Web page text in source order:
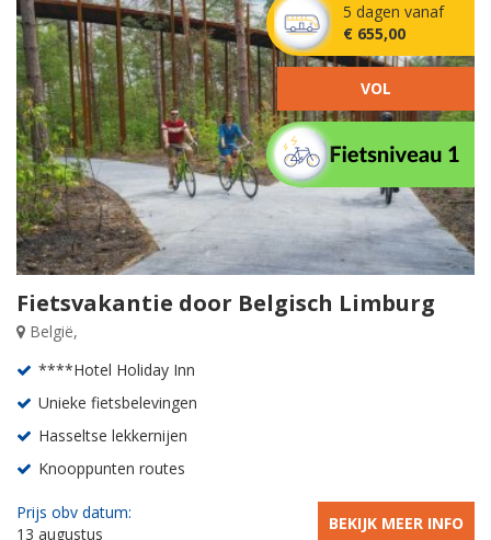
Fietsvakantie door Belgisch Limburg
België,
****Hotel Holiday Inn
Unieke fietsbelevingen
Hasseltse lekkernijen
Knooppunten routes
Prijs obv datum:
13 augustus
BEKIJK MEER INFO
5 dagen vanaf
€ 655,00
VOL